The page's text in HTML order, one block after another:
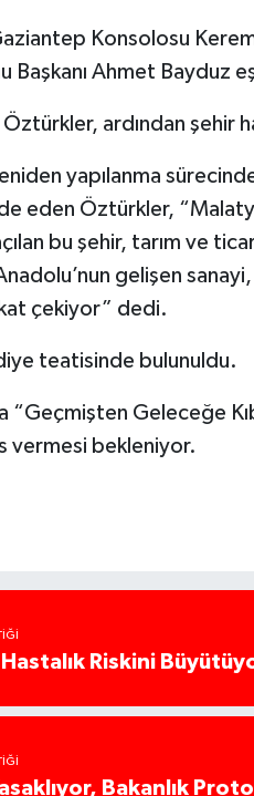
Konsolosu
Başkanı Ahmet Bayduz
ardından şehir
yapılanma
eden Öztürkler,
bu şehir, tarım ve
gelişen
çekiyor” dedi.
teatisinde bulunuldu.
“Geçmişten Geleceğe
vermesi bekleniyor.
Hastalık Riskini
Bakanlık